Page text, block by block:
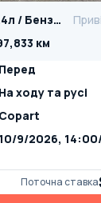
2.4л / Бензин
км
Перед
На ​​ходу та русі
Copart
10/9/2026, 14:00
Поточна ставка